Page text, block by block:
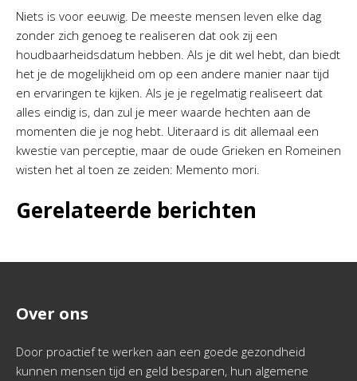
Niets is voor eeuwig. De meeste mensen leven elke dag
zonder zich genoeg te realiseren dat ook zij een
houdbaarheidsdatum hebben. Als je dit wel hebt, dan biedt
het je de mogelijkheid om op een andere manier naar tijd
en ervaringen te kijken. Als je je regelmatig realiseert dat
alles eindig is, dan zul je meer waarde hechten aan de
momenten die je nog hebt. Uiteraard is dit allemaal een
kwestie van perceptie, maar de oude Grieken en Romeinen
wisten het al toen ze zeiden: Memento mori.
Gerelateerde berichten
Over ons
Door proactief te werken aan een goede gezondheid
kunnen mensen tijd en geld besparen, hun algemene